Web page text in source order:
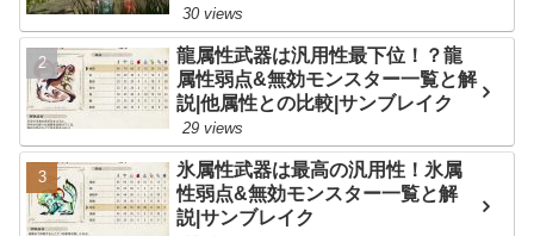
30 views
龍属性武器は汎用性最下位！？龍
属性弱点&無効モンスター一覧と解
説|他属性との比較|サンブレイク
29 views
氷属性武器は最高の汎用性！氷属
性弱点&無効モンスター一覧と解
説|サンブレイク